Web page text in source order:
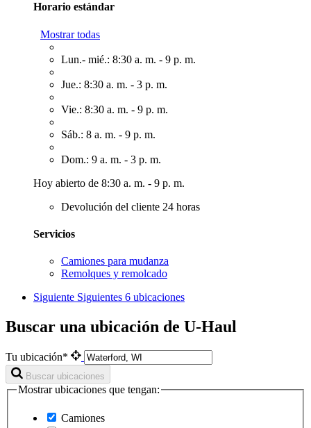
Horario estándar
Mostrar todas
Lun.- mié.: 8:30 a. m. - 9 p. m.
Jue.: 8:30 a. m. - 3 p. m.
Vie.: 8:30 a. m. - 9 p. m.
Sáb.: 8 a. m. - 9 p. m.
Dom.: 9 a. m. - 3 p. m.
Hoy abierto de 8:30 a. m. - 9 p. m.
Devolución del cliente 24 horas
Servicios
Camiones para mudanza
Remolques y remolcado
Siguiente Siguientes 6 ubicaciones
Buscar una ubicación de U-Haul
Tu ubicación*
Buscar ubicaciones
Mostrar ubicaciones que tengan:
Camiones